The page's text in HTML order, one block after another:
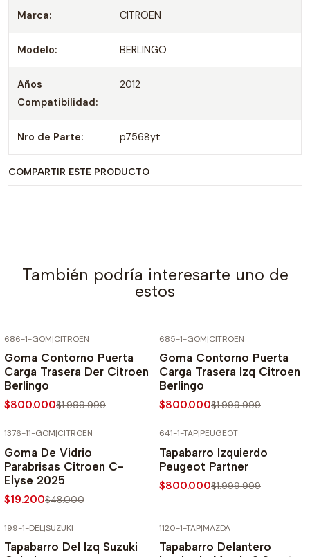
Marca: CITROEN
Modelo: BERLINGO
Años
Compatibilidad:
2012
Nro de Parte: p7568yt
COMPARTIR ESTE PRODUCTO
También podría interesarte uno de
estos
686-1-GOM|CITROEN
Goma Contorno Puerta
Carga Trasera Der Citroen
Berlingo
$800.000$1.999.999
685-1-GOM|CITROEN
Goma Contorno Puerta
Carga Trasera Izq Citroen
Berlingo
$800.000$1.999.999
1376-11-GOM|CITROEN
Goma De Vidrio
Parabrisas Citroen C-
Elyse 2025
$19.200$48.000
641-1-TAP|PEUGEOT
Tapabarro Izquierdo
Peugeot Partner
$800.000$1.999.999
199-1-DEL|SUZUKI
Tapabarro Del Izq Suzuki
1120-1-TAP|MAZDA
Tapabarro Delantero